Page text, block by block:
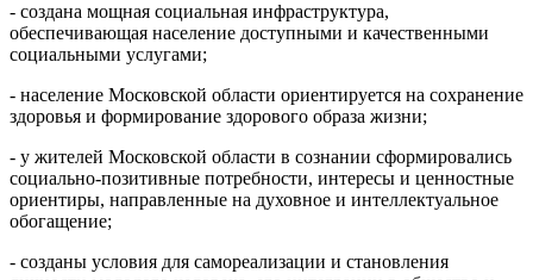
- создана мощная социальная инфраструктура,
обеспечивающая население доступными и качественными
социальными услугами;
- население Московской области ориентируется на сохранение
здоровья и формирование здорового образа жизни;
- у жителей Московской области в сознании сформировались
социально-позитивные потребности, интересы и ценностные
ориентиры, направленные на духовное и интеллектуальное
обогащение;
- созданы условия для самореализации и становления